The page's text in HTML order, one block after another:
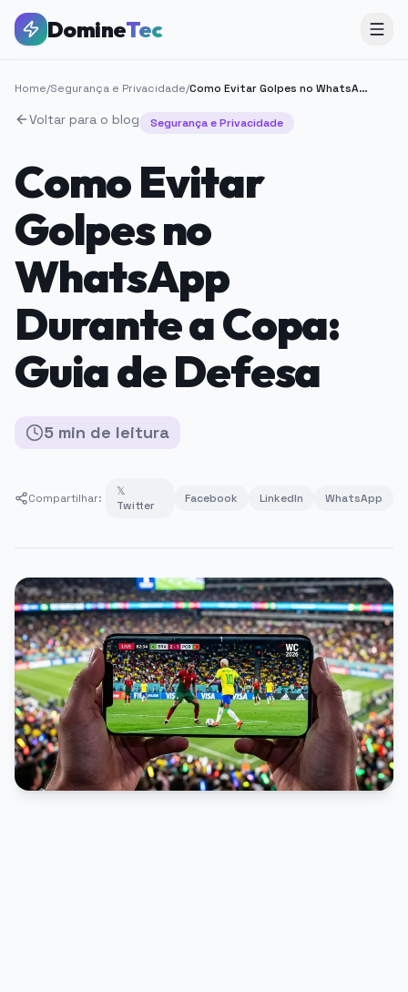
DomineTec
Home/Segurança e Privacidade/ Como Evitar Golpes no WhatsApp Durante a Copa: Guia de Defesa
Voltar para o blog Segurança e Privacidade
Como Evitar
Golpes no
WhatsApp
Durante a Copa:
Guia de Defesa
5 min de leitura
Compartilhar:
𝕏
Twitter
Facebook LinkedIn WhatsApp